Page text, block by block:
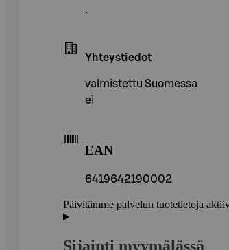
.
Yhteystiedot
valmistettu Suomessa
ei
EAN
6419642190002
Päivitämme palvelun tuotetietoja
Sijainti myymälässä